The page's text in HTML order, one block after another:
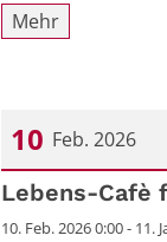
Mehr
10 Feb. 2026
Datum: 10.
Lebens-Cafè
10. Feb. 2026 0:00 - 11.